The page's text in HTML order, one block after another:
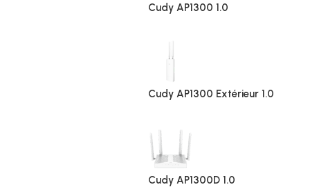
Cudy AP1300 1.0
Cudy AP1300 Extérieur 1.0
Cudy AP1300D 1.0